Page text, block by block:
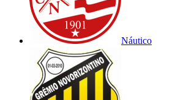
Náutico